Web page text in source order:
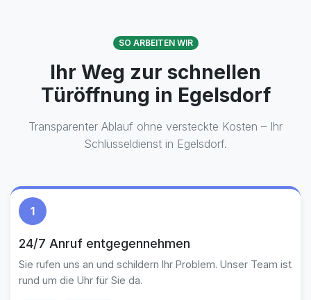
SO ARBEITEN WIR
Ihr Weg zur schnellen
Türöffnung in Egelsdorf
Transparenter Ablauf ohne versteckte Kosten – Ihr
Schlüsseldienst in Egelsdorf.
1
24/7 Anruf entgegennehmen
Sie rufen uns an und schildern Ihr Problem. Unser Team ist
rund um die Uhr für Sie da.